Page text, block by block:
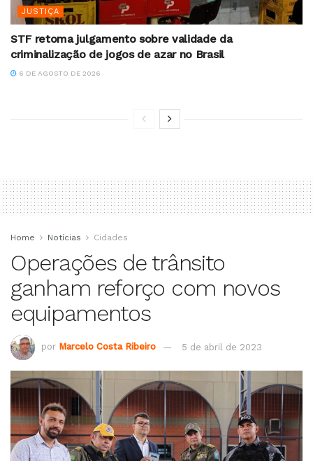
JUSTIÇA
STF retoma julgamento sobre validade da
criminalização de jogos de azar no Brasil
6 DE AGOSTO DE 2026
Home Notícias Cidades
Operações de trânsito
ganham reforço com novos
equipamentos
por Marcelo Costa Ribeiro 5 de abril de 2023